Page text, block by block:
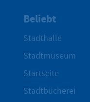
Beliebt
Stadthalle
Stadtmuseum
Startseite
Stadtbücherei